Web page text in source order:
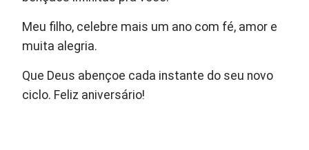
Meu filho, celebre mais um ano com fé, amor e
muita alegria.
Que Deus abençoe cada instante do seu novo
ciclo. Feliz aniversário!